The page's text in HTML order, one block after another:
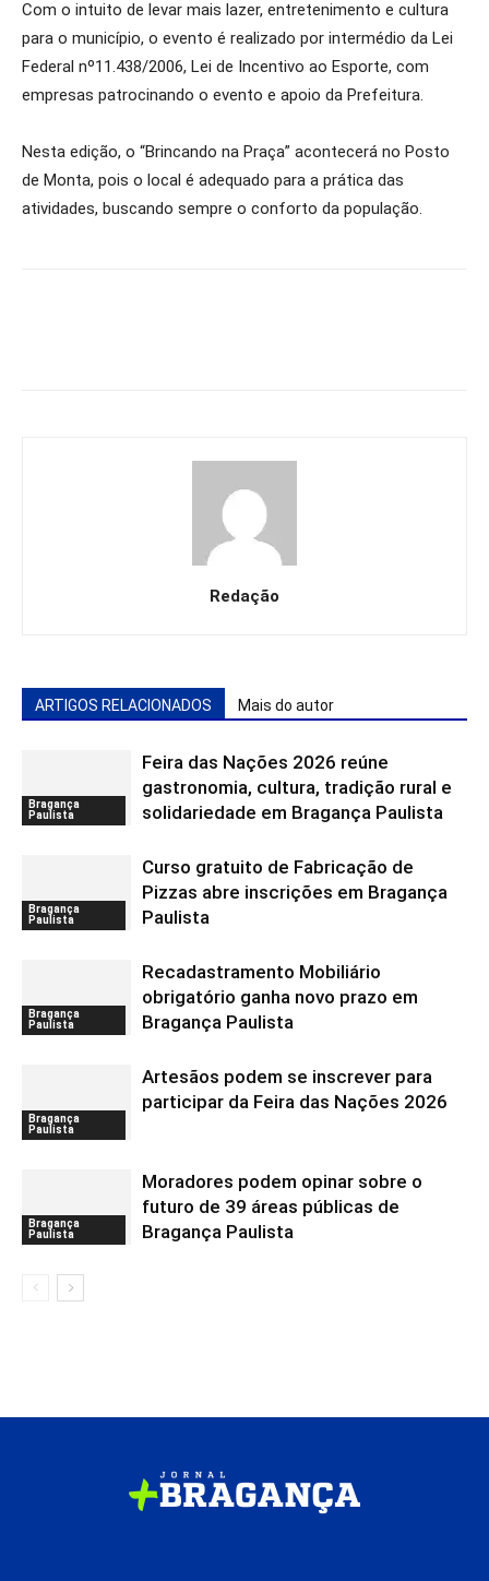
Com o intuito de levar mais lazer, entretenimento e cultura
para o município, o evento é realizado por intermédio da Lei
Federal nº11.438/2006, Lei de Incentivo ao Esporte, com
empresas patrocinando o evento e apoio da Prefeitura.
Nesta edição, o “Brincando na Praça” acontecerá no Posto
de Monta, pois o local é adequado para a prática das
atividades, buscando sempre o conforto da população.
Redação
ARTIGOS RELACIONADOS Mais do autor
Bragança
Paulista
Feira das Nações 2026 reúne
gastronomia, cultura, tradição rural e
solidariedade em Bragança Paulista
Bragança
Paulista
Curso gratuito de Fabricação de
Pizzas abre inscrições em Bragança
Paulista
Bragança
Paulista
Recadastramento Mobiliário
obrigatório ganha novo prazo em
Bragança Paulista
Bragança
Paulista
Artesãos podem se inscrever para
participar da Feira das Nações 2026
Bragança
Paulista
Moradores podem opinar sobre o
futuro de 39 áreas públicas de
Bragança Paulista